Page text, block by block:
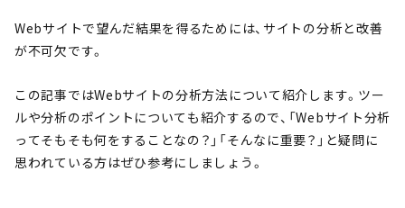
Webサイトで望んだ結果を得るためには、サイトの分析と改善
が不可欠です。
この記事ではWebサイトの分析方法について紹介します。ツー
ルや分析のポイントについても紹介するので、「Webサイト分析
ってそもそも何をすることなの？」「そんなに重要？」と疑問に
思われている方はぜひ参考にしましょう。